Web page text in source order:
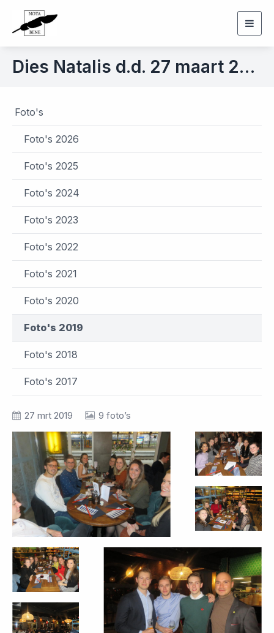
Dies Natalis d.d. 27 maart 2019
Foto's
Foto's 2026
Foto's 2025
Foto's 2024
Foto's 2023
Foto's 2022
Foto's 2021
Foto's 2020
Foto's 2019
Foto's 2018
Foto's 2017
27 mrt 2019 9 foto’s